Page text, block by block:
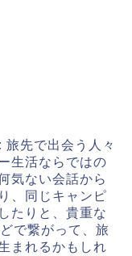
旅先で出会う人々
生活ならではの
気ない会話から
、同じキャンピ
たりと、貴重な
で繋がって、旅
まれるかもしれ